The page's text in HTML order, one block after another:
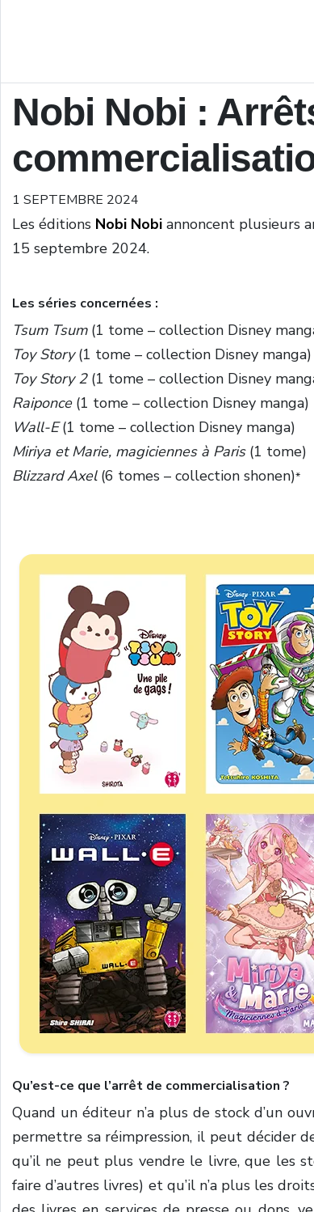
Nobi Nobi :
1 SEPTEMBRE 2024
Les éditions Nobi Nobi annoncent plusieurs
15 septembre 2024.
Les séries concernées :
Tsum Tsum(1 tome – collection Disney
Toy Story(1 tome – collection Disney manga)
Toy Story 2 (1 tome – collection Disney
Raiponce (1 tome – collection Disney manga)
Wall-E(1 tome – collection Disney manga)
Miriya et Marie, magiciennes à Paris (1 tome)
Blizzard Axel (6 tomes – collection shonen)*
Qu’est-ce que l’arrêt de commercialisation ?
Quand un éditeur n’a plus de stock d’un
permettre sa réimpression, il peut décider
qu’il ne peut plus vendre le livre, que les
faire d’autres livres) et qu’il n’a plus les